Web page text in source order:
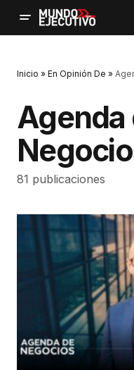
Inicio » En Opinión De »
Agenda
81 publicaciones